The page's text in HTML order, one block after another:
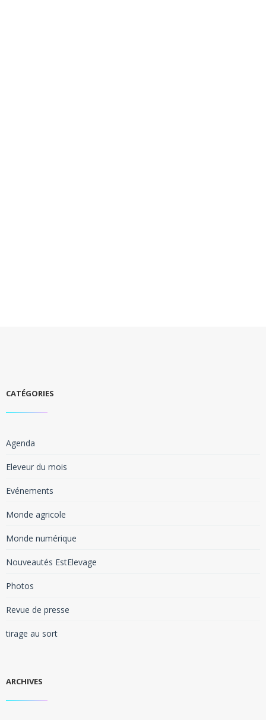
CATÉGORIES
Agenda
Eleveur du mois
Evénements
Monde agricole
Monde numérique
Nouveautés EstElevage
Photos
Revue de presse
tirage au sort
ARCHIVES